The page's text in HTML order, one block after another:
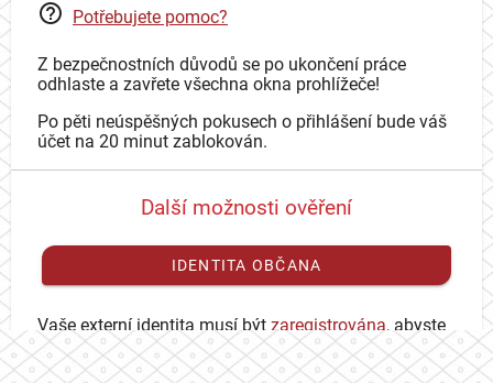
Potřebujete pomoc?
Z bezpečnostních důvodů se po ukončení práce
odhlaste a zavřete všechna okna prohlížeče!
Po pěti neúspěšných pokusech o přihlášení bude váš
účet na 20 minut zablokován.
Další možnosti ověření
IDENTITA OBČANA
Vaše externí identita musí být zaregistrována, abyste
se mohli přihlásit ke svému CAS účtu.